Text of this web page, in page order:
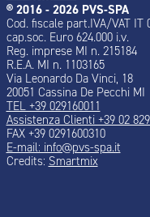
® 2016 - 2026 PVS-SPA
Cod. fiscale part.IVA/VAT IT
cap.soc. Euro 624.000 i.v.
Reg. imprese MI n. 215184
R.E.A. MI n. 1103165
Via Leonardo Da Vinci, 18
20051 Cassina De Pecchi MI
TEL +39 029160011
Assistenza Clienti +39 02
FAX +39 0291600310
E-mail: info@pvs-spa.it
Credits: Smartmix